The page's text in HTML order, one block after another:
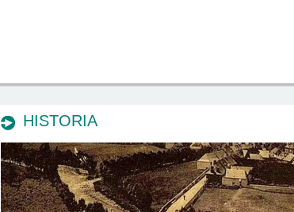
HISTORIA